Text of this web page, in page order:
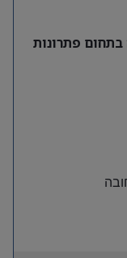
בתחום פתרונות